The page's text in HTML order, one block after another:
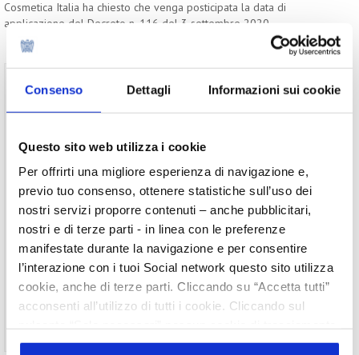
Consenso Dettagli Informazioni sui cookie
Questo sito web utilizza i cookie
Per offrirti una migliore esperienza di navigazione e,
previo tuo consenso, ottenere statistiche sull’uso dei
nostri servizi proporre contenuti – anche pubblicitari,
nostri e di terze parti - in linea con le preferenze
manifestate durante la navigazione e per consentire
l’interazione con i tuoi Social network questo sito utilizza
cookie, anche di terze parti. Cliccando su “Accetta tutti”
acconsenti all’utilizzo di tutti i cookie. Cliccando sul
o profilazione viene utilizzato. Cliccando su
Cosmetica Italia ha chiesto che venga posticipata la data di
applicazione del Decreto n. 116 del 3 settembre 2020.
Per visualizzare il testo completo del
Username
Password
Ricordami
Non ti sei ancora registrato?Registrati